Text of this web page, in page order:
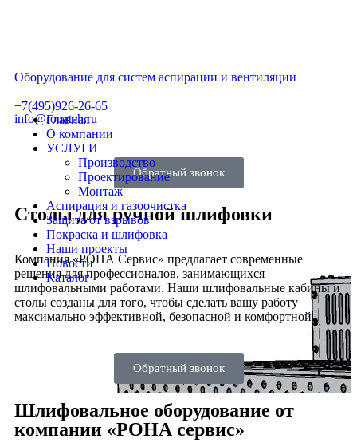
Оборудование для систем аспирации и вентиляции
+7(495)926-26-65
info@ronateh.ru
Главная
О компании
УСЛУГИ
Производство
Проектирование
Монтаж
Аспирация и газоочистка
Защита от взрывов
Покраска и шлифовка
Наши проекты
Новости
Каталог
Обратный звонок
Столы для ручной шлифовки
Компания «РОНА Сервис» предлагает современные
решения для профессионалов, занимающихся
шлифовальными работами. Наши шлифовальные кабины и
столы созданы для того, чтобы сделать вашу работу
максимально эффективной, безопасной и комфортной.
Обратный звонок
Шлифовальное оборудование от
компании «РОНА сервис»